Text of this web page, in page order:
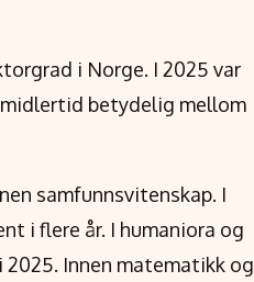
i Norge. I 2025 var
betydelig mellom
samfunnsvitenskap. I
i flere år. I humaniora og
2025. Innen matematikk og